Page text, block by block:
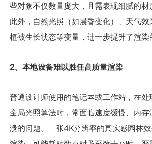
些对象不仅数量庞大，且需表现细腻的材
此外，自然光照（如晨昏变化）、天气效
植被生长状态等变量，进一步提升了渲染
2、本地设备难以胜任高质量渲染
普通设计师使用的笔记本或工作站，在处
全局光照算法时，常面临速度缓慢、内存
溃的问题。一张4K分辨率的真实感园林